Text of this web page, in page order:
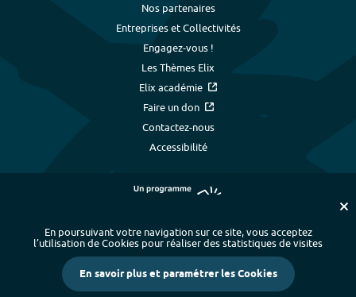
Nos partenaires
Entreprises et Collectivités
Engagez-vous !
Les Thèmes Elix
Elix académie
Faire un don
Contactez-nous
Accessibilité
Plan du site - Index alphabétique
-
Mentions légales et données personnelles
- Paramétrer les cookies
Crédits
En poursuivant votre navigation sur ce site, vous acceptez
l’utilisation de Cookies pour réaliser des statistiques de visites
En savoir plus et paramétrer les Cookies